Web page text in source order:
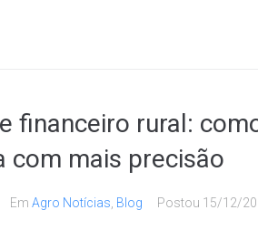
financeiro rural:
com mais precisão
Em Agro Notícias Blog Postou 15/12/